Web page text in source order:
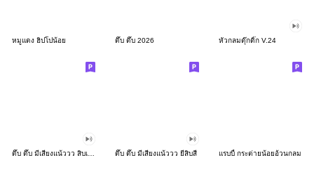
หมูแดง ฮิปโปน้อย ดึ๊บ ดึ๊บ 2026 หัวกลมดุ๊กดิ๊ก V.24
ดึ๊บ ดึ๊บ มีเสียงแน้ววว ยี่สิบสี่ แรบบี้ กระต่ายน้อยอ้วนกลม